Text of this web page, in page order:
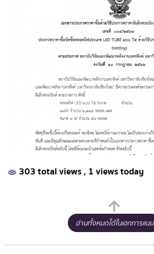
303 total views, 1 views today
อ่านทั้งหมดได้ในเอกการแนบ